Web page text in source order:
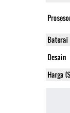
Baterai
Desain
Harga